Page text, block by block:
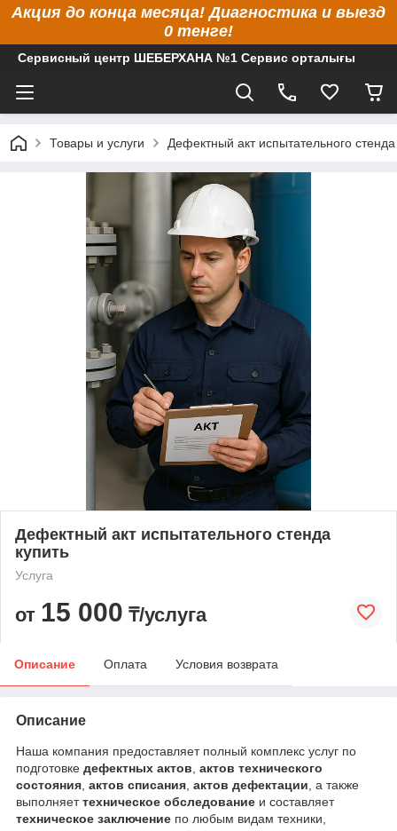
Акция до конца месяца! Диагностика и выезд
0 тенге!
Сервисный центр ШЕБЕРХАНА №1 Сервис орталығы
Товары и услуги Дефектный акт испытательного стенда
Дефектный акт испытательного стенда
купить
Услуга
от 15 000 ₸/услуга
Описание Оплата Условия возврата
Описание
Наша компания предоставляет полный комплекс услуг по
подготовке дефектных актов актов технического
состояния актов списания актов дефектации , а также
выполняеттехническое обследование и составляет
техническое заключение по любым видам техники,